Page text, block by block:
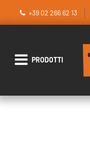
+39 02 266 62 13
Open menu